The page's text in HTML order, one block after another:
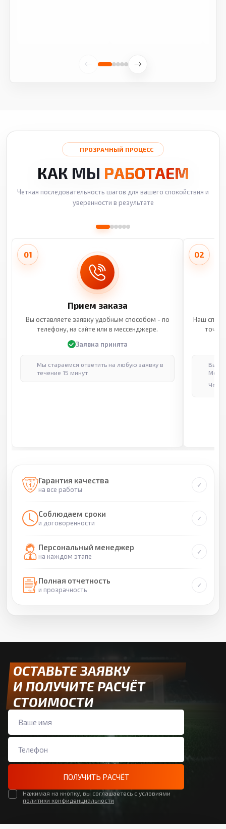
ПРОЗРАЧНЫЙ ПРОЦЕСС
КАК МЫ РАБОТАЕМ
Четкая последовательность шагов для вашего спокойствия и
уверенности в результате
01
Прием заказа
Вы оставляете заявку удобным способом - по
телефону, на сайте или в мессенджере.
Заявка принята
Мы стараемся ответить на любую заявку в
течение 15 минут
02
Наш
Гарантия качества
на все работы
Соблюдаем сроки
и договоренности
Персональный менеджер
на каждом этапе
Полная отчетность
и прозрачность
ОСТАВЬТЕ ЗАЯВКУ
И ПОЛУЧИТЕ РАСЧЁТ
СТОИМОСТИ
ПОЛУЧИТЬ РАСЧЁТ
Нажимая на кнопку, вы соглашаетесь с условиями
политики конфиденциальности